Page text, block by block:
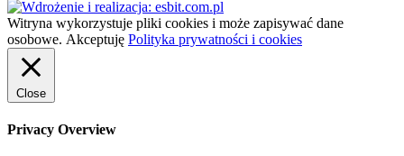
Witryna wykorzystuje pliki cookies i może zapisywać dane
osobowe. Akceptuję Polityka prywatności i cookies
Close
Privacy Overview